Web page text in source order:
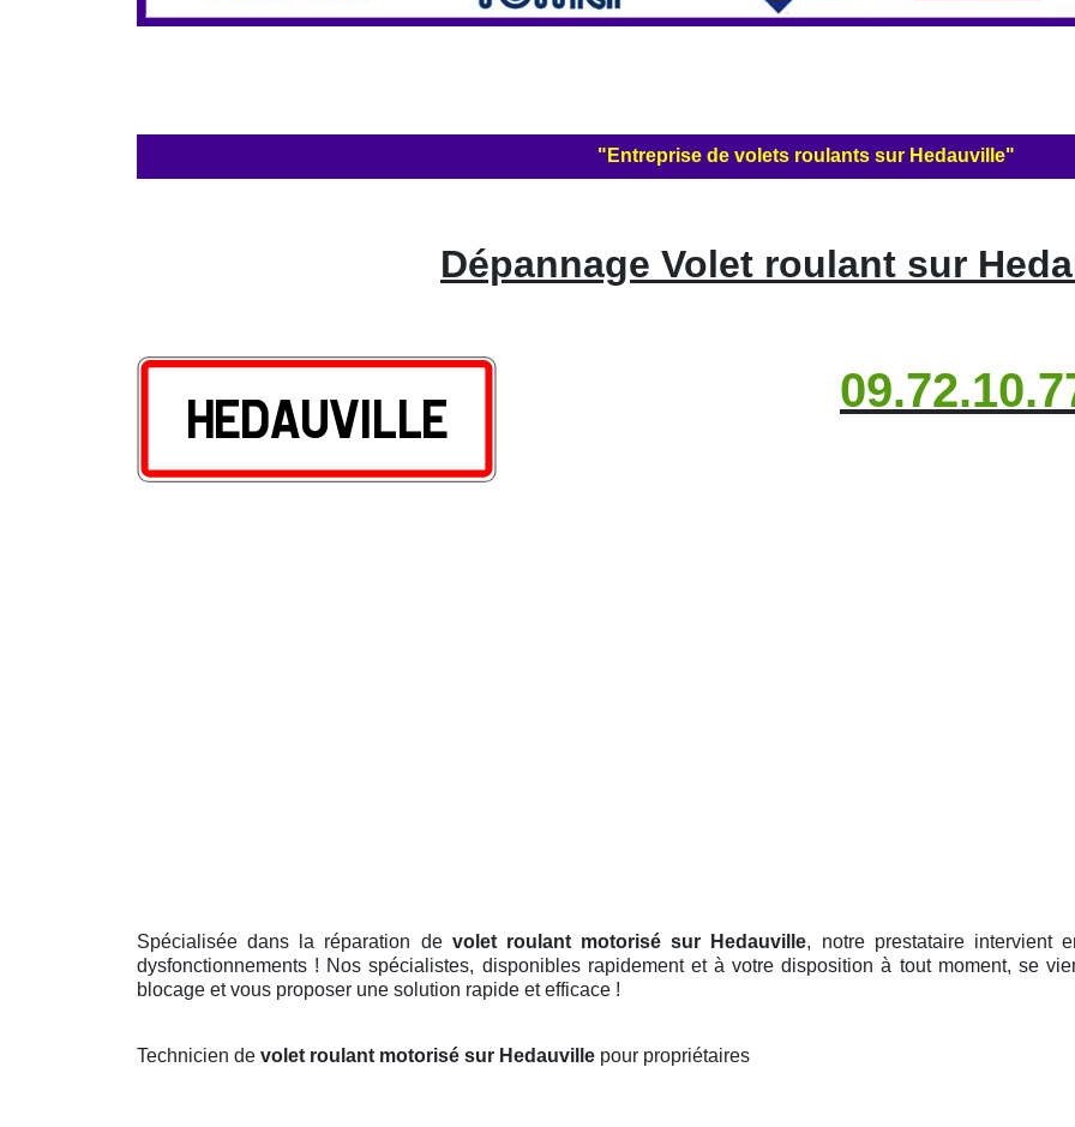
"Entreprise de volets roulants sur Hedauville"
Dépannage Volet roulant sur
Spécialisée dans la réparation de volet roulant motorisé sur Hedauville, notre prestataire intervient
dysfonctionnements ! Nos spécialistes, disponibles rapidement et à votre disposition à tout moment, se
blocage et vous proposer une solution rapide et efficace !
Technicien de volet roulant motorisé sur Hedauville pour propriétaires